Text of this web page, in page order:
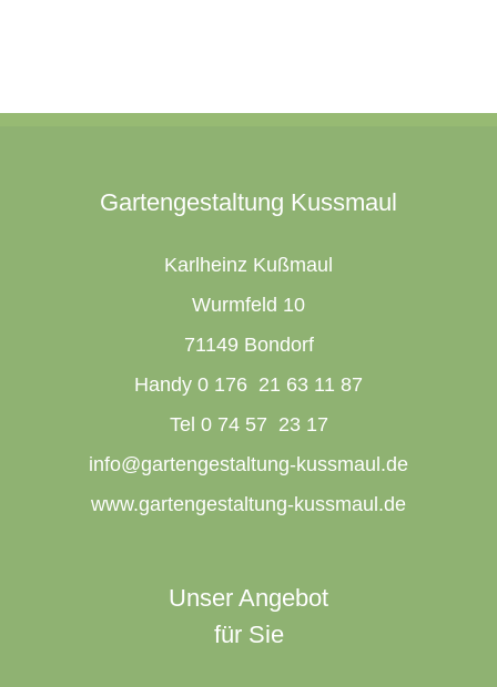
Gartengestaltung Kussmaul
Karlheinz Kußmaul
Wurmfeld 10
71149 Bondorf
Handy 0 176 21 63 11 87
Tel 0 74 57 23 17
info@gartengestaltung-kussmaul.de
www.gartengestaltung-kussmaul.de
Unser Angebot
für Sie